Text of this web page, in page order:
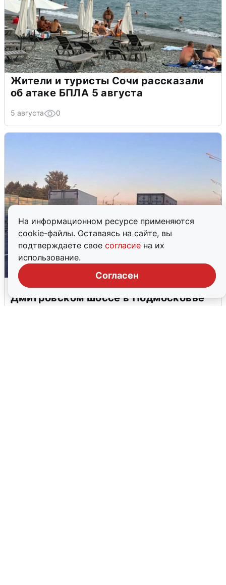
На информационном ресурсе применяются
cookie-файлы. Оставаясь на сайте, вы
подтверждаете свое согласие на их
использование.
Согласен
Жители и туристы Сочи рассказали
об атаке БПЛА 5 августа
5 августа 0
Пять машин столкнулись на
Дмитровском шоссе в Подмосковье